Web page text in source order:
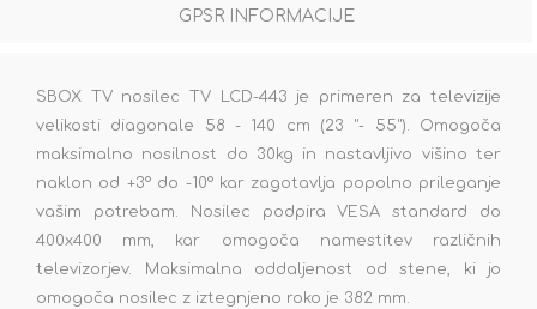
GPSR INFORMACIJE
SBOX TV nosilec TV LCD-443 je primeren za televizije
velikosti diagonale 58 - 140 cm (23 "- 55"). Omogoča
maksimalno nosilnost do 30kg in nastavljivo višino ter
naklon od +3° do -10° kar zagotavlja popolno prileganje
vašim potrebam. Nosilec podpira VESA standard do
400x400 mm, kar omogoča namestitev različnih
televizorjev. Maksimalna oddaljenost od stene, ki jo
omogoča nosilec z iztegnjeno roko je 382 mm.